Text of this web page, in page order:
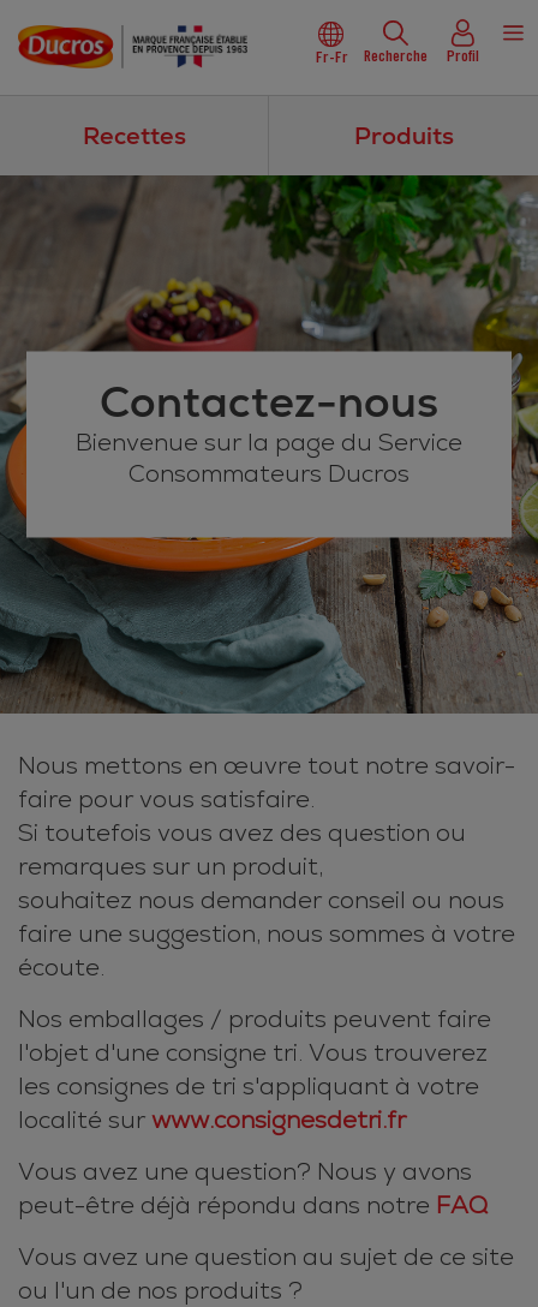
Fr-Fr Recherche Profil
Recettes Produits
Contactez-nous
Bienvenue sur la page du Service
Consommateurs Ducros
Nous mettons en œuvre tout notre savoir-
faire pour vous satisfaire.
Si toutefois vous avez des question ou
remarques sur un produit,
souhaitez nous demander conseil ou nous
faire une suggestion, nous sommes à votre
écoute.
Nos emballages / produits peuvent faire
l'objet d'une consigne tri. Vous trouverez
les consignes de tri s'appliquant à votre
localité sur www.consignesdetri.fr
Vous avez une question? Nous y avons
peut-être déjà répondu dans notre FAQ
Vous avez une question au sujet de ce site
ou l'un de nos produits ?